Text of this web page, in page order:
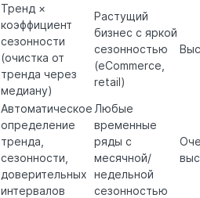
Тренд ×
коэффициент
сезонности
(очистка от
тренда через
медиану)
Растущий
бизнес с яркой
сезонностью
(eCommerce,
retail)
Автоматическое
определение
тренда,
сезонности,
доверительных
интервалов
Любые
временные
ряды с
месячной/
недельной
сезонностью